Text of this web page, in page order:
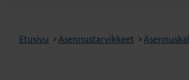
Etusivu >Asennustarvikkeet >